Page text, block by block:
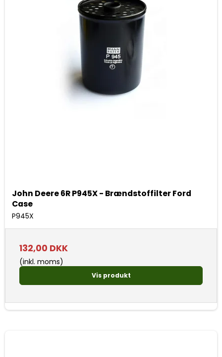
John Deere 6R P945X - Brændstoffilter Ford
Case
P945X
132,00 DKK
(inkl. moms)
Vis produkt